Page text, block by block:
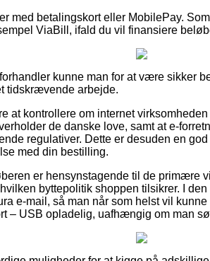
med betalingskort eller MobilePay.
ViaBill, ifald du vil finansiere
kunne man for at være sikker
tidskrævende arbejde.
at kontrollere om internet
de danske love, samt at e-
regulativer. Dette er desuden en
med din bestilling.
er hensynstagende til de primære
byttepolitik shoppen tilsikrer. I
e-mail, så man når som helst vil
– USB opladelig, uafhængig om man